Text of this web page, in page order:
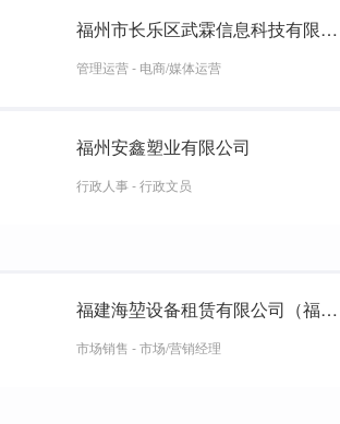
福州市长乐区武霖信息科技有限公司
管理运营 - 电商/媒体运营
福州安鑫塑业有限公司
行政人事 - 行政文员
福建海堃设备租赁有限公司（福建建工）
市场销售 - 市场/营销经理